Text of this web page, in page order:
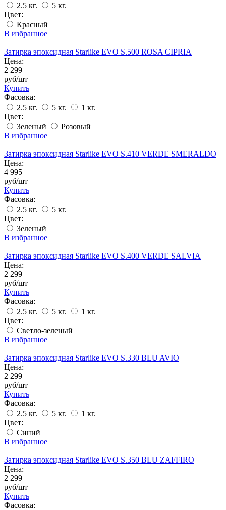
2.5 кг.
5 кг.
Цвет:
Красный
В избранное
Затирка эпоксидная Starlike EVO S.500 ROSA CIPRIA
Цена:
2 299
руб/шт
Купить
Фасовка:
2.5 кг.
5 кг.
1 кг.
Цвет:
Зеленый
Розовый
В избранное
Затирка эпоксидная Starlike EVO S.410 VERDE SMERALDO
Цена:
4 995
руб/шт
Купить
Фасовка:
2.5 кг.
5 кг.
Цвет:
Зеленый
В избранное
Затирка эпоксидная Starlike EVO S.400 VERDE SALVIA
Цена:
2 299
руб/шт
Купить
Фасовка:
2.5 кг.
5 кг.
1 кг.
Цвет:
Светло-зеленый
В избранное
Затирка эпоксидная Starlike EVO S.330 BLU AVIO
Цена:
2 299
руб/шт
Купить
Фасовка:
2.5 кг.
5 кг.
1 кг.
Цвет:
Синий
В избранное
Затирка эпоксидная Starlike EVO S.350 BLU ZAFFIRO
Цена:
2 299
руб/шт
Купить
Фасовка: